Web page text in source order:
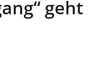
geht